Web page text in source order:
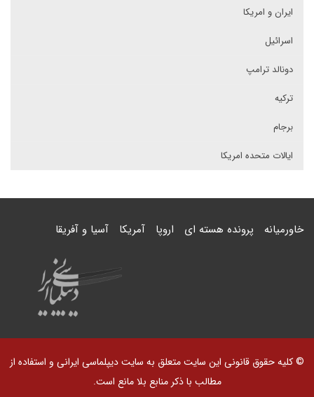
ایران و امریکا
اسرائیل
دونالد ترامپ
ترکیه
برجام
ایالات متحده امریکا
خاورمیانه پرونده هسته ای اروپا آمریکا آسیا و آفریقا
© کلیه حقوق قانونی این سایت متعلق به سایت دیپلماسی ایرانی و استفاده از
مطالب با ذکر منابع بلا مانع است.